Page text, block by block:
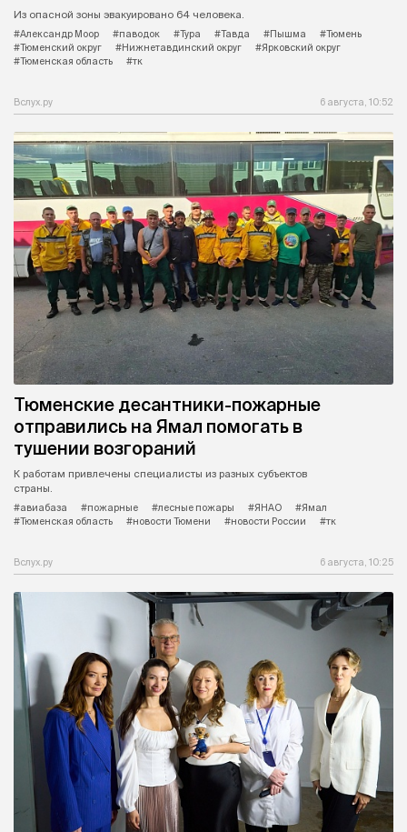
Из опасной зоны эвакуировано 64 человека.
#Александр Моор
#паводок #Тура #Тавда #Пышма
#Тюмень
#Тюменский округ
#Нижнетавдинский округ
#Ярковский округ
#Тюменская область
#тк
Вслух.ру 6 августа, 10:52
Тюменские десантники-пожарные
отправились на Ямал помогать в
тушении возгораний
К работам привлечены специалисты из разных субъектов
страны.
#авиабаза
#пожарные #лесные пожары #ЯНАО
#Ямал
#Тюменская область
#новости Тюмени #новости России #тк
Вслух.ру 6 августа, 10:25